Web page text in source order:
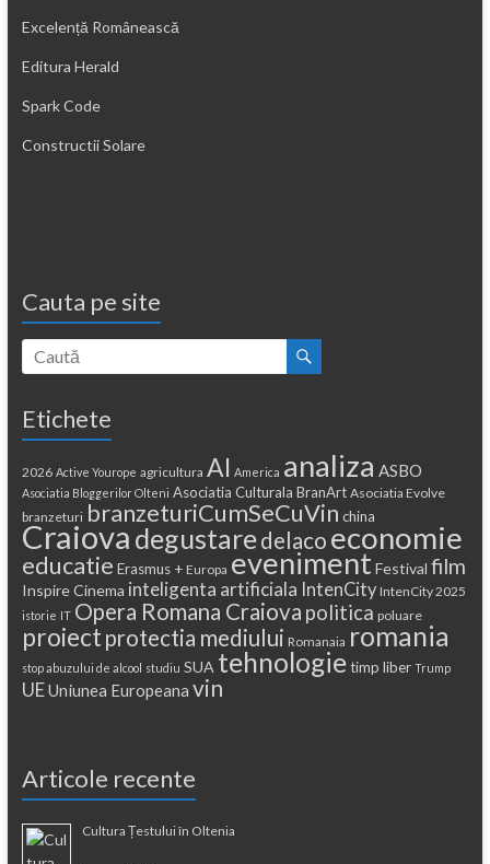
Excelență Românească
Editura Herald
Spark Code
Constructii Solare
Cauta pe site
Etichete
2026 Active Yourope agricultura AI America analiza ASBO
Asociatia Bloggerilor Olteni Asociatia Culturala BranArt Asociatia Evolve
branzeturi branzeturiCumSeCuVin china
Craiova degustaredelaco economie
educatie Erasmus + Europa eveniment Festival film
Inspire Cinema inteligenta artificiala IntenCity IntenCity 2025
istorie IT Opera Romana Craiova politica poluare
proiect protectia mediului Romanaia romania
stop abuzului de alcool studiu SUA tehnologie timp liber Trump
UEUniunea Europeana vin
Articole recente
Cultura Țestului în Oltenia